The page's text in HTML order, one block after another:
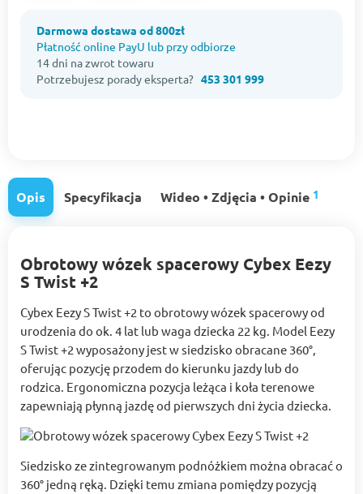
Darmowa dostawa od 800zł
Płatność online PayU lub przy odbiorze
14 dni na zwrot towaru
Potrzebujesz porady eksperta? 453 301 999
Opis Specyfikacja Wideo • Zdjęcia • Opinie 1
Obrotowy wózek spacerowy Cybex Eezy
S Twist +2
Cybex Eezy S Twist +2 to obrotowy wózek spacerowy od
urodzenia do ok. 4 lat lub waga dziecka 22 kg. Model Eezy
S Twist +2 wyposażony jest w siedzisko obracane 360°,
oferując pozycję przodem do kierunku jazdy lub do
rodzica. Ergonomiczna pozycja leżąca i koła terenowe
zapewniają płynną jazdę od pierwszych dni życia dziecka.
Siedzisko ze zintegrowanym podnóżkiem można obracać o
360° jedną ręką. Dzięki temu zmiana pomiędzy pozycją